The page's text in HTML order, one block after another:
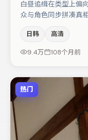
白昼追缉在类型上偏
众与角色同步拼凑真
丽、雷佳音、文淇等
与伏笔的观众。整体
日韩 高清
9.4万 108个月前
热门